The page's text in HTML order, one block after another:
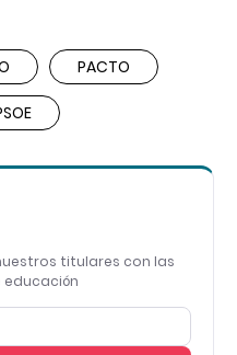
PACTO
titulares con las